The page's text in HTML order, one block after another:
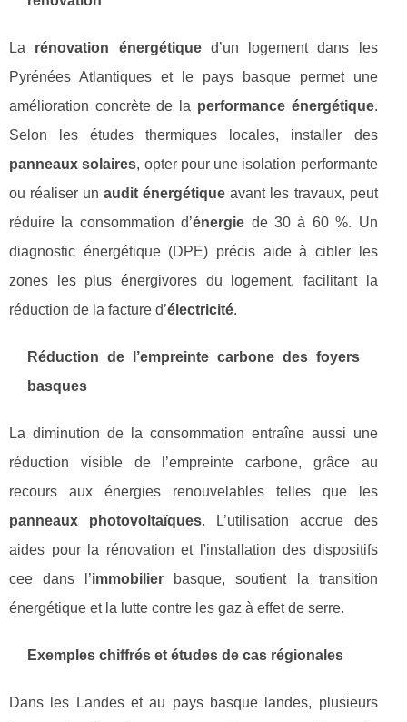
La rénovation énergétiqued’un logement dans les
Pyrénées Atlantiques et le pays basque permet une
amélioration concrète de la performance énergétique.
Selon les études thermiques locales, installer des
panneaux solaires, opter pour une isolation performante
ou réaliser unaudit énergétique avant les travaux, peut
réduire la consommation d’énergie de 30 à 60 %. Un
diagnostic énergétique (DPE) précis aide à cibler les
zones les plus énergivores du logement, facilitant la
réduction de la facture d’électricité.
Réduction de l’empreinte carbone des foyers
basques
La diminution de la consommation entraîne aussi une
réduction visible de l’empreinte carbone, grâce au
recours aux énergies renouvelables telles que les
panneaux photovoltaïques. L’utilisation accrue des
aides pour la rénovation et l'installation des dispositifs
cee dans l’immobilier basque, soutient la transition
énergétique et la lutte contre les gaz à effet de serre.
Exemples chiffrés et études de cas régionales
Dans les Landes et au pays basque landes, plusieurs